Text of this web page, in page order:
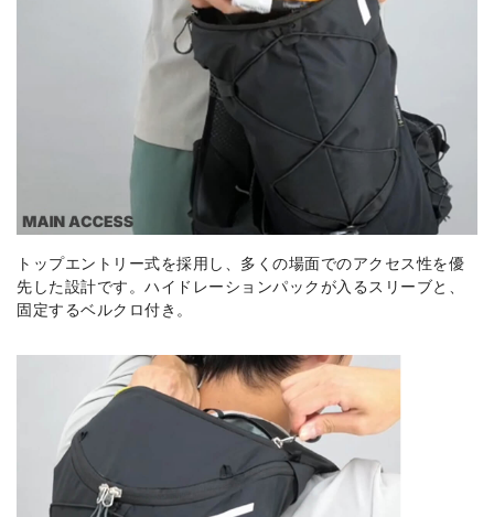
トップエントリー式を採用し、多くの場面でのアクセス性を優
先した設計です。ハイドレーションパックが入るスリーブと、
固定するベルクロ付き。